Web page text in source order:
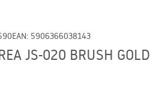
EAN: 5906366038143
JS-020 BRUSH GOLD